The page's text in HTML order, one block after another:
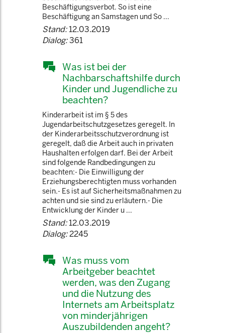
Beschäftigungsverbot. So ist eine
Beschäftigung an Samstagen und So ...
Stand:12.03.2019
Dialog:361
Was ist bei der
Nachbarschaftshilfe durch
Kinder und Jugendliche zu
beachten?
Kinderarbeit ist im § 5 des
Jugendarbeitschutzgesetzes geregelt. In
der Kinderarbeitsschutzverordnung ist
geregelt, daß die Arbeit auch in privaten
Haushalten erfolgen darf. Bei der Arbeit
sind folgende Randbedingungen zu
beachten:­- Die Einwilligung der
Erziehungsberechtigten muss vorhanden
sein.­- Es ist auf Sicherheitsmaßnahmen zu
achten und sie sind zu erläutern.­- Die
Entwicklung der Kinder u ...
Stand:12.03.2019
Dialog:2245
Was muss vom
Arbeitgeber beachtet
werden, was den Zugang
und die Nutzung des
Internets am Arbeitsplatz
von minderjährigen
Auszubildenden angeht?